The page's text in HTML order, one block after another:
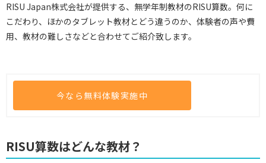
RISU Japan株式会社が提供する、無学年制教材のRISU算数。何に
こだわり、ほかのタブレット教材とどう違うのか、体験者の声や費
用、教材の難しさなどと合わせてご紹介致します。
今なら無料体験実施中
RISU算数はどんな教材？